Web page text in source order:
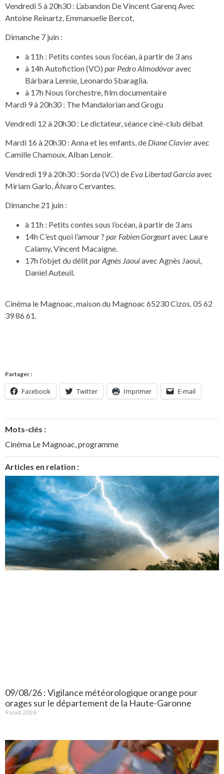
Vendredi 5 à 20h30 : L’abandon DeVincent Garenq Avec
Antoine Reinartz, Emmanuelle Bercot,
Dimanche 7 juin :
à 11h : Petits contes sous l’océan, à partir de 3 ans
à 14h Autofiction (VO) par Pedro Almodóvaravec
Bárbara Lennie, Leonardo Sbaraglia.
à 17h Nous l’orchestre, film documentaire
Mardi 9 à 20h30 : The Mandalorian and Grogu
Vendredi 12 à 20h30 : Le dictateur, séance ciné-club débat
Mardi 16 à 20h30 : Anna et les enfants, de Diane Clavieravec
Camille Chamoux, Alban Lenoir.
Vendredi 19 à 20h30 : Sorda (VO) de Eva Libertad Garcíaavec
Miriam Garlo, Álvaro Cervantes.
Dimanche 21 juin :
à 11h : Petits contes sous l’océan, à partir de 3 ans
14h C’est quoi l’amour ? par Fabien Gorgeartavec Laure
Calamy, Vincent Macaigne.
17h l’objet du délit par Agnès Jaouiavec Agnès Jaoui,
Daniel Auteuil.
Cinéma le Magnoac, maison du Magnoac 65230 Cizos. 05 62
39 86 61.
Partager :
Facebook Twitter Imprimer E-mail
Mots-clés :
Cinéma Le Magnoac,programme
Articles en relation :
09/08/26 : Vigilance météorologique orange pour
orages sur le département de la Haute-Garonne
9 août 2026